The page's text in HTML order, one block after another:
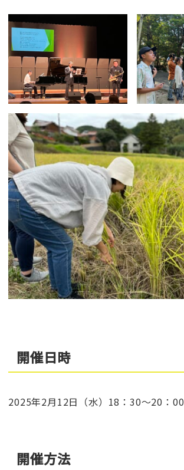
開催日時
2025年2月12日（水）18：30～20：00
開催方法